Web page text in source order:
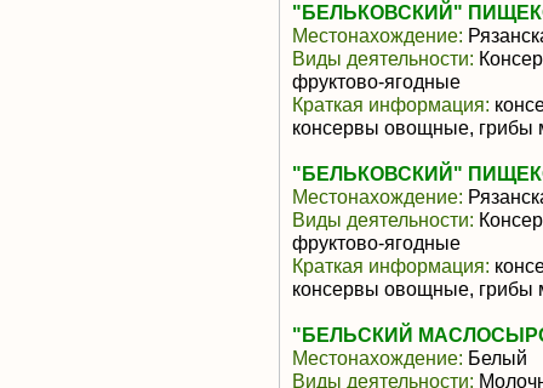
"БЕЛЬКОВСКИЙ"
Местонахождение:
Виды деятельности:
фруктово-ягодные
Краткая информация:
консервы овощные, грибы
"БЕЛЬКОВСКИЙ"
Местонахождение:
Виды деятельности:
фруктово-ягодные
Краткая информация:
консервы овощные, грибы
"БЕЛЬСКИЙ
Местонахождение: Белый
Виды деятельности: